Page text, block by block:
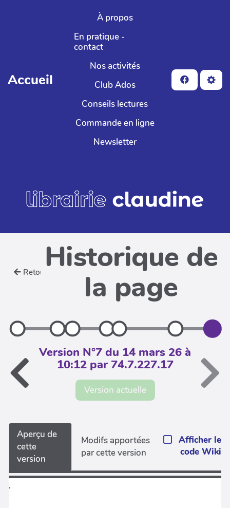
Aller au contenu principal
Accueil
À propos
En pratique -
contact
Nos activités
Club Ados
Conseils lectures
Commande en ligne
Newsletter
Retour Historique de
la page
Version N°7 du 14 mars 26 à
10:12 par 74.7.227.17
Version actuelle
Aperçu de
cette
version
Modifs apportées
par cette version
Afficher le
code Wiki